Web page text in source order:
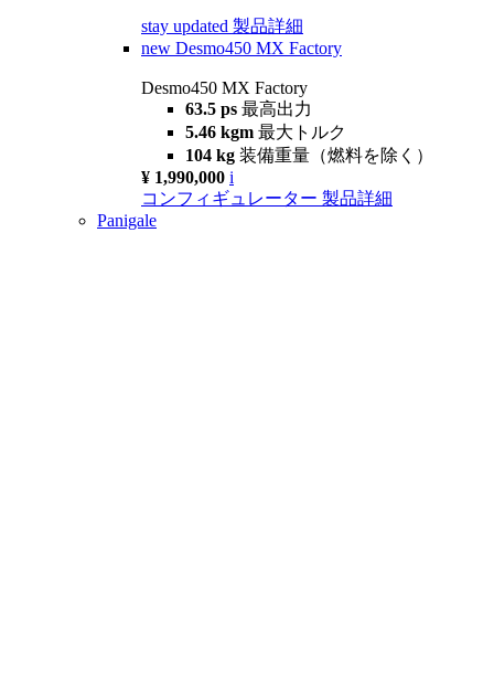
stay updated 製品詳細
new Desmo450 MX Factory
Desmo450 MX Factory
63.5 ps 最高出力
5.46 kgm 最大トルク
104 kg 装備重量（燃料を除く）
¥ 1,990,000 i
コンフィギュレーター 製品詳細
Panigale